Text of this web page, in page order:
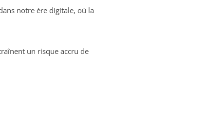
notre ère digitale, où la
un risque accru de